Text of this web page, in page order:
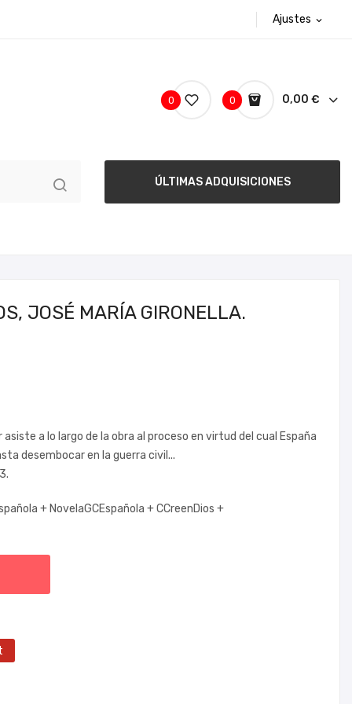
Ajustes expand_more
0 0,00 €
0
ÚLTIMAS ADQUISICIONES
JOSÉ MARÍA GIRONELLA.
a lo largo de la obra al proceso en virtud del cual España
desembocar en la guerra civil...
+ NovelaGCEspañola +CCreenDios +